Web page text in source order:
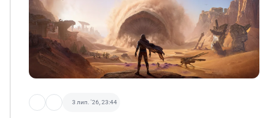
3 лип. '26, 23:44